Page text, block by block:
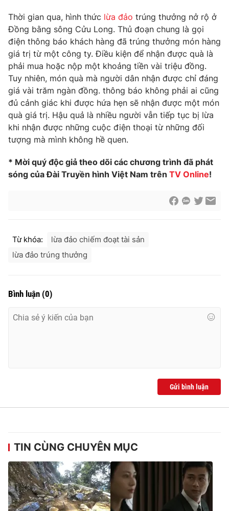
Hitech Công nghệ tương lai
Sản phẩm
Thị trường
Tư vấn
Giao lưu trực tuyến
Lịch phát sóng
Chuyên mục khác
Emagazine Podcast
Photo Infographic
Video Shorts video
Thị trường 24h
VTV9
Theo dõi báo trên
Cơ quan chủ quản:Đài Truyền hình Việt Nam
Cơ quan báo chí:Thời báo VTV
Giấy phép hoạt động báo in và báo điện tử số 483/GP-BTTTT
Thời gian qua, hình thức lừa đảo trúng thưởng nở rộ ở
Đồng bằng sông Cửu Long. Thủ đoạn chung là gọi
điện thông báo khách hàng đã trúng thưởng món hàng
giá trị từ một công ty. Điều kiện để nhận được quà là
phải mua hoặc nộp một khoảng tiền vài triệu đồng.
Tuy nhiên, món quà mà người dân nhận được chỉ đáng
giá vài trăm ngàn đồng. thông báo không phải ai cũng
đủ cảnh giác khi được hứa hẹn sẽ nhận được một món
quà giá trị. Hậu quả là nhiều người vẫn tiếp tục bị lừa
khi nhận được những cuộc điện thoại từ những đối
tượng mà mình không hề quen.
* Mời quý độc giả theo dõi các chương trình đã phát
sóng của Đài Truyền hình Việt Nam trên TV Online!
Từ khóa:
lừa đảo chiếm đoạt tài sản
lừa đảo trúng thưởng
Bình luận (0)
Gửi bình luận
TIN CÙNG CHUYÊN MỤC